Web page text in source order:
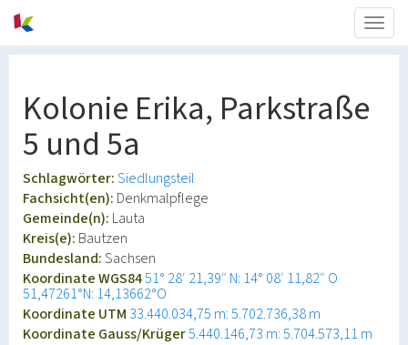
Kolonie Erika, Parkstraße
5 und 5a
Schlagwörter:Siedlungsteil
Fachsicht(en): Denkmalpflege
Gemeinde(n): Lauta
Kreis(e): Bautzen
Bundesland:Sachsen
Koordinate WGS8451° 28′ 21,39″ N: 14° 08′ 11,82″ O
51,47261°N: 14,13662°O
Koordinate UTM 33.440.034,75 m: 5.702.736,38 m
Koordinate Gauss/Krüger5.440.146,73 m: 5.704.573,11 m